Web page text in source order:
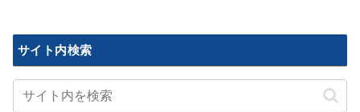
サイト内検索